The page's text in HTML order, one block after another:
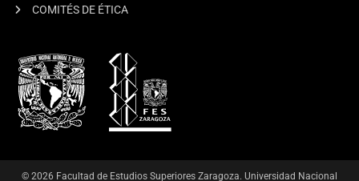
COMITÉS DE ÉTICA
© 2026 Facultad de Estudios Superiores Zaragoza. Universidad Nacional